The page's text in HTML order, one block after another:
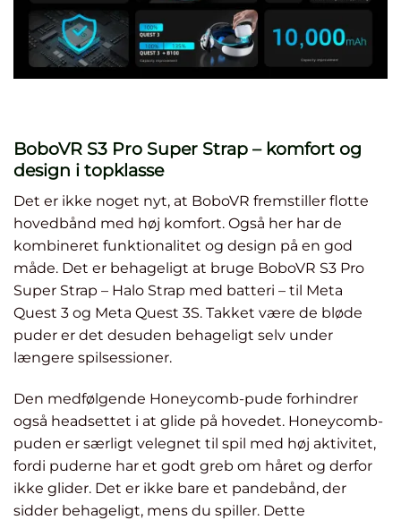
BoboVR S3 Pro Super Strap – komfort og
design i topklasse
Det er ikke noget nyt, at BoboVR fremstiller flotte
hovedbånd med høj komfort. Også her har de
kombineret funktionalitet og design på en god
måde. Det er behageligt at bruge BoboVR S3 Pro
Super Strap – Halo Strap med batteri – til Meta
Quest 3 og Meta Quest 3S. Takket være de bløde
puder er det desuden behageligt selv under
længere spilsessioner.
Den medfølgende Honeycomb-pude forhindrer
også headsettet i at glide på hovedet. Honeycomb-
puden er særligt velegnet til spil med høj aktivitet,
fordi puderne har et godt greb om håret og derfor
ikke glider. Det er ikke bare et pandebånd, der
sidder behageligt, mens du spiller. Dette